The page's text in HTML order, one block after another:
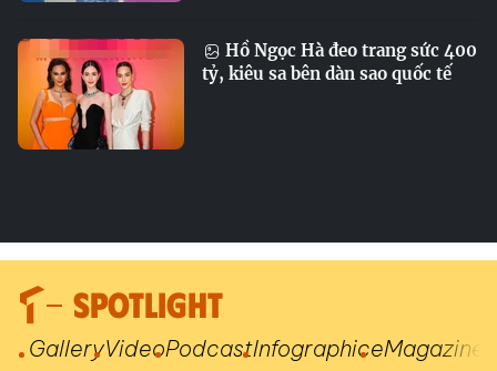
Hồ Ngọc Hà đeo trang sức 400
tỷ, kiêu sa bên dàn sao quốc tế
SPOTLIGHT
GalleryVideoPodcastInfographiceMagazine